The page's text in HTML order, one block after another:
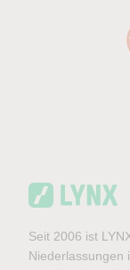
Seit 2006 ist
Niederlassungen